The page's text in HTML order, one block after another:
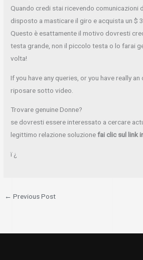
Quando credi stai ricevendo comunicazioni
disposto a masticare il giro e acquista un $
Questo è esattamente il motivo dovresti
testa grande, non il piccolo testa o lo farai
volta!
If you have any queries, or you have really
riposare sotto video.
Trovare genuine Donne?
se dovresti essere interessato a cercare
legittimo relazione soluzionefai clic sul link
ï ¿
← Previous Post